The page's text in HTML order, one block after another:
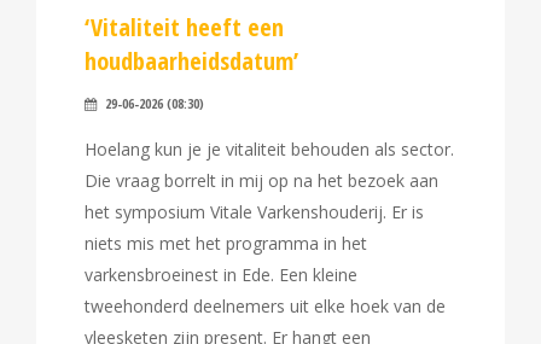
‘Vitaliteit heeft een
houdbaarheidsdatum’
29-06-2026 (08:30)
Hoelang kun je je vitaliteit behouden als sector.
Die vraag borrelt in mij op na het bezoek aan
het symposium Vitale Varkenshouderij. Er is
niets mis met het programma in het
varkensbroeinest in Ede. Een kleine
tweehonderd deelnemers uit elke hoek van de
vleesketen zijn present. Er hangt een